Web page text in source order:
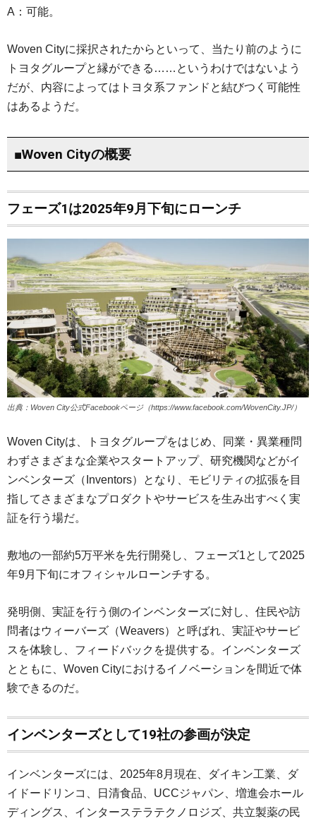
A：可能。
Woven Cityに採択されたからといって、当たり前のように
トヨタグループと縁ができる……というわけではないよう
だが、内容によってはトヨタ系ファンドと結びつく可能性
はあるようだ。
■Woven Cityの概要
フェーズ1は2025年9月下旬にローンチ
出典：Woven City公式Facebookページ（https://www.facebook.com/WovenCity.JP/）
Woven Cityは、トヨタグループをはじめ、同業・異業種問
わずさまざまな企業やスタートアップ、研究機関などがイ
ンベンターズ（Inventors）となり、モビリティの拡張を目
指してさまざまなプロダクトやサービスを生み出すべく実
証を行う場だ。
敷地の一部約5万平米を先行開発し、フェーズ1として2025
年9月下旬にオフィシャルローンチする。
発明側、実証を行う側のインベンターズに対し、住民や訪
問者はウィーバーズ（Weavers）と呼ばれ、実証やサービ
スを体験し、フィードバックを提供する。インベンターズ
とともに、Woven Cityにおけるイノベーションを間近で体
験できるのだ。
インベンターズとして19社の参画が決定
インベンターズには、2025年8月現在、ダイキン工業、ダ
イドードリンコ、日清食品、UCCジャパン、増進会ホール
ディングス、インターステラテクノロジズ、共立製薬の民